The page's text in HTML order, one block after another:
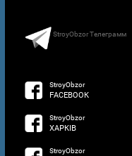
StroyObzor Телеграмм
StroyObzor
FACEBOOK
StroyObzor
ХАРКІВ
StroyObzor